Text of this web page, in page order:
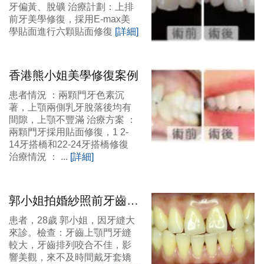
牙偏黃、脫礦 治療計劃：上排
前牙美學修復，採用E-max美
學貼面進行六顆貼面修復 [詳細]
香港熊小姐美學修復案例
患者情況 ：兩顆門牙色素沉
著，上顎兩側乳牙脫落後均有
間隙，上顎不豐滿 治療方案 ：
兩顆門牙採用貼面修復，1 2-
14牙搭橋和22-24牙搭橋修復
治療情況 ： ... [詳細]
郭小姐拍婚紗照前牙齒貼
面案例
患者，28歲 郭小姐，因牙縫大
來診。檢查：牙齒上顎門牙縫
較大，牙齒排列咬合不佳，影
響美觀，來不及時間戴牙套矯